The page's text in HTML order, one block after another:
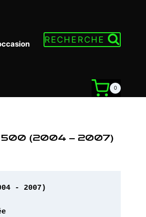
RECHERCHE
0
500 (2004 – 2007)